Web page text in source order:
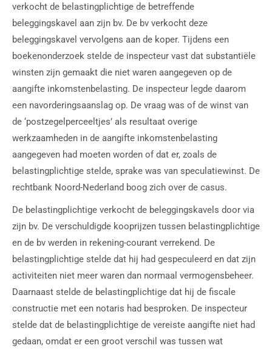
verkocht de belastingplichtige de betreffende
beleggingskavel aan zijn bv. De bv verkocht deze
beleggingskavel vervolgens aan de koper. Tijdens een
boekenonderzoek stelde de inspecteur vast dat substantiële
winsten zijn gemaakt die niet waren aangegeven op de
aangifte inkomstenbelasting. De inspecteur legde daarom
een navorderingsaanslag op. De vraag was of de winst van
de ‘postzegelperceeltjes’ als resultaat overige
werkzaamheden in de aangifte inkomstenbelasting
aangegeven had moeten worden of dat er, zoals de
belastingplichtige stelde, sprake was van speculatiewinst. De
rechtbank Noord-Nederland boog zich over de casus.
De belastingplichtige verkocht de beleggingskavels door via
zijn bv. De verschuldigde kooprijzen tussen belastingplichtige
en de bv werden in rekening-courant verrekend. De
belastingplichtige stelde dat hij had gespeculeerd en dat zijn
activiteiten niet meer waren dan normaal vermogensbeheer.
Daarnaast stelde de belastingplichtige dat hij de fiscale
constructie met een notaris had besproken. De inspecteur
stelde dat de belastingplichtige de vereiste aangifte niet had
gedaan, omdat er een groot verschil was tussen wat